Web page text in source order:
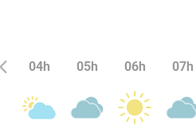
04h 05h 06h 07h